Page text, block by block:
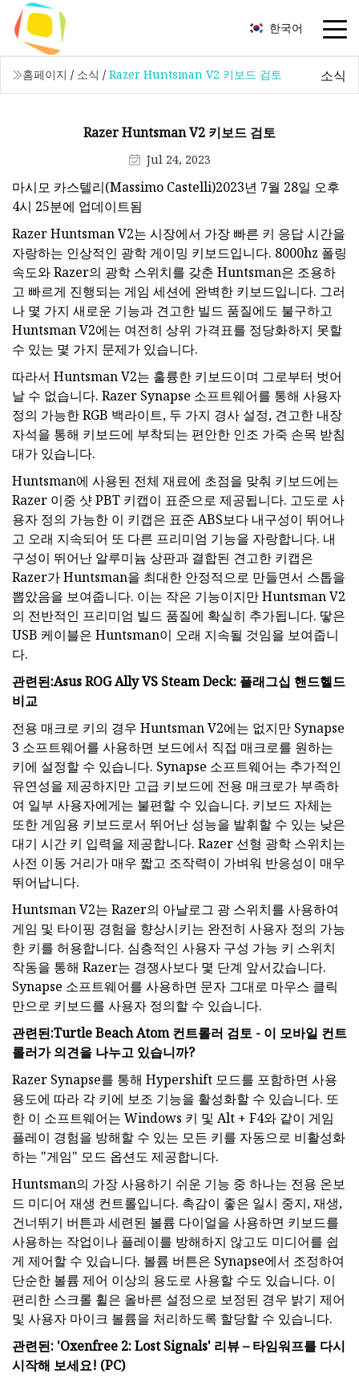
한국어
홈페이지 / 소식 / Razer Huntsman V2 키보드 검토 소식
Razer Huntsman V2 키보드 검토
Jul 24, 2023
마시모 카스텔리(Massimo Castelli)2023년 7월 28일 오후
4시 25분에 업데이트됨
Razer Huntsman V2는 시장에서 가장 빠른 키 응답 시간을
자랑하는 인상적인 광학 게이밍 키보드입니다. 8000hz 폴링
속도와 Razer의 광학 스위치를 갖춘 Huntsman은 조용하
고 빠르게 진행되는 게임 세션에 완벽한 키보드입니다. 그러
나 몇 가지 새로운 기능과 견고한 빌드 품질에도 불구하고
Huntsman V2에는 여전히 상위 가격표를 정당화하지 못할
수 있는 몇 가지 문제가 있습니다.
따라서 Huntsman V2는 훌륭한 키보드이며 그로부터 벗어
날 수 없습니다. Razer Synapse 소프트웨어를 통해 사용자
정의 가능한 RGB 백라이트, 두 가지 경사 설정, 견고한 내장
자석을 통해 키보드에 부착되는 편안한 인조 가죽 손목 받침
대가 있습니다.
Huntsman에 사용된 전체 재료에 초점을 맞춰 키보드에는
Razer 이중 샷 PBT 키캡이 표준으로 제공됩니다. 고도로 사
용자 정의 가능한 이 키캡은 표준 ABS보다 내구성이 뛰어나
고 오래 지속되어 또 다른 프리미엄 기능을 자랑합니다. 내
구성이 뛰어난 알루미늄 상판과 결합된 견고한 키캡은
Razer가 Huntsman을 최대한 안정적으로 만들면서 스톱을
뽑았음을 보여줍니다. 이는 작은 기능이지만 Huntsman V2
의 전반적인 프리미엄 빌드 품질에 확실히 추가됩니다. 땋은
USB 케이블은 Huntsman이 오래 지속될 것임을 보여줍니
다.
관련된:Asus ROG Ally VS Steam Deck: 플래그십 핸드헬드
비교
전용 매크로 키의 경우 Huntsman V2에는 없지만 Synapse
3 소프트웨어를 사용하면 보드에서 직접 매크로를 원하는
키에 설정할 수 있습니다. Synapse 소프트웨어는 추가적인
유연성을 제공하지만 고급 키보드에 전용 매크로가 부족하
여 일부 사용자에게는 불편할 수 있습니다. 키보드 자체는
또한 게임용 키보드로서 뛰어난 성능을 발휘할 수 있는 낮은
대기 시간 키 입력을 제공합니다. Razer 선형 광학 스위치는
사전 이동 거리가 매우 짧고 조작력이 가벼워 반응성이 매우
뛰어납니다.
Huntsman V2는 Razer의 아날로그 광 스위치를 사용하여
게임 및 타이핑 경험을 향상시키는 완전히 사용자 정의 가능
한 키를 허용합니다. 심층적인 사용자 구성 가능 키 스위치
작동을 통해 Razer는 경쟁사보다 몇 단계 앞서갔습니다.
Synapse 소프트웨어를 사용하면 문자 그대로 마우스 클릭
만으로 키보드를 사용자 정의할 수 있습니다.
관련된:Turtle Beach Atom 컨트롤러 검토 - 이 모바일 컨트
롤러가 의견을 나누고 있습니까?
Razer Synapse를 통해 Hypershift 모드를 포함하면 사용
용도에 따라 각 키에 보조 기능을 활성화할 수 있습니다. 또
한 이 소프트웨어는 Windows 키 및 Alt + F4와 같이 게임
플레이 경험을 방해할 수 있는 모든 키를 자동으로 비활성화
하는 "게임" 모드 옵션도 제공합니다.
Huntsman의 가장 사용하기 쉬운 기능 중 하나는 전용 온보
드 미디어 재생 컨트롤입니다. 촉감이 좋은 일시 중지, 재생,
건너뛰기 버튼과 세련된 볼륨 다이얼을 사용하면 키보드를
사용하는 작업이나 플레이를 방해하지 않고도 미디어를 쉽
게 제어할 수 있습니다. 볼륨 버튼은 Synapse에서 조정하여
단순한 볼륨 제어 이상의 용도로 사용할 수도 있습니다. 이
편리한 스크롤 휠은 올바른 설정으로 보정된 경우 밝기 제어
및 사용자 마이크 볼륨을 처리하도록 할당할 수 있습니다.
관련된: 'Oxenfree 2: Lost Signals' 리뷰 – 타임워프를 다시
시작해 보세요! (PC)